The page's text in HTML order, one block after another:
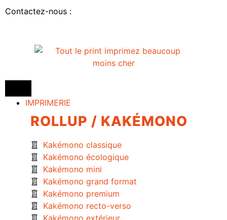
Contactez-nous :
IMPRIMERIE
ROLLUP / KAKÉMONO
Kakémono classique
Kakémono écologique
Kakémono mini
Kakémono grand format
Kakémono premium
Kakémono recto-verso